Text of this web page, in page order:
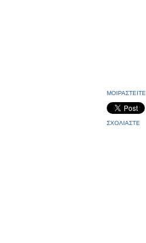
ΜΟΙΡΑΣΤΕΙΤΕ
ΣΧΟΛΙΑΣΤΕ